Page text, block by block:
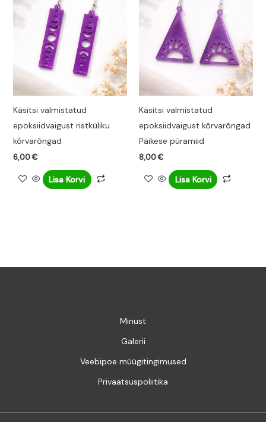
Käsitsi valmistatud
epoksiidvaigust ristküliku
kõrvarõngad
6,00€
Lisa Korvi
Käsitsi valmistatud
epoksiidvaigust kõrvarõngad
Päikese püramiid
8,00€
Lisa Korvi
Minust
Galerii
Veebipoe müügitingimused
Privaatsuspoliitika